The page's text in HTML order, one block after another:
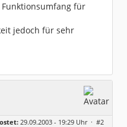
für
jedoch für sehr
29.09.2003 - 19:29 Uhr · #2